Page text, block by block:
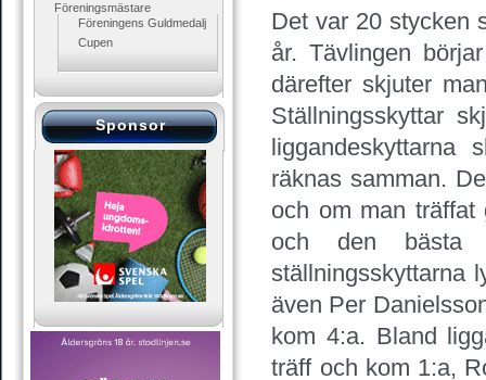
Föreningsmästare
Föreningens Guldmedalj
Cupen
Sponsor
Det var 20 stycken
år. Tävlingen
därefter skjuter
Ställningsskyttar
liggandeskyttarna
räknas samman.
och om man
och den bästa
ställningsskyttarna
även Per
kom 4:a. Bland
träff och kom 1:a,